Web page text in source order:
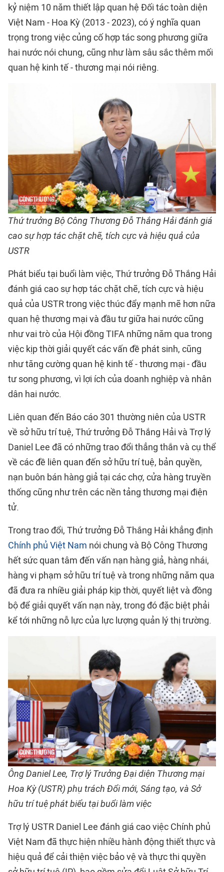
kỷ niệm 10 năm thiết lập quan hệ Đối tác toàn diện
Việt Nam - Hoa Kỳ (2013 - 2023), có ý nghĩa quan
trọng trong việc củng cố hợp tác song phương giữa
hai nước nói chung, cũng như làm sâu sắc thêm mối
quan hệ kinh tế - thương mại nói riêng.
Thứ trưởng Bộ Công Thương Đỗ Thắng Hải đánh giá
cao sự hợp tác chặt chẽ, tích cực và hiệu quả của
USTR
Phát biểu tại buổi làm việc, Thứ trưởng Đỗ Thắng Hải
đánh giá cao sự hợp tác chặt chẽ, tích cực và hiệu
quả của USTR trong việc thúc đẩy mạnh mẽ hơn nữa
quan hệ thương mại và đầu tư giữa hai nước cũng
như vai trò của Hội đồng TIFA những năm qua trong
việc kịp thời giải quyết các vấn đề phát sinh, cũng
như tăng cường quan hệ kinh tế - thương mại - đầu
tư song phương, vì lợi ích của doanh nghiệp và nhân
dân hai nước.
Liên quan đến Báo cáo 301 thường niên của USTR
về sở hữu trí tuệ, Thứ trưởng Đỗ Thắng Hải và Trợ lý
Daniel Lee đã có những trao đổi thẳng thắn và cụ thể
về các đề liên quan đến sở hữu trí tuệ, bản quyền,
nạn buôn bán hàng giả tại các chợ, cửa hàng truyền
thống cũng như trên các nền tảng thương mại điện
tử.
Trong trao đổi, Thứ trưởng Đỗ Thắng Hải khẳng định
Chính phủ Việt Nam nói chung và Bộ Công Thương
hết sức quan tâm đến vấn nạn hàng giả, hàng nhái,
hàng vi phạm sở hữu trí tuệ và trong những năm qua
đã đưa ra nhiều giải pháp kịp thời, quyết liệt và đồng
bộ để giải quyết vấn nạn này, trong đó đặc biệt phải
kể tới những nỗ lực của lực lượng quản lý thị trường.
Ông Daniel Lee, Trợ lý Trưởng Đại diện Thương mại
Hoa Kỳ (USTR) phụ trách Đổi mới, Sáng tạo, và Sở
hữu trí tuệ phát biểu tại buổi làm việc
Trợ lý USTR Daniel Lee đánh giá cao việc Chính phủ
Việt Nam đã thực hiện nhiều hành động thiết thực và
hiệu quả để cải thiện việc bảo vệ và thực thi quyền